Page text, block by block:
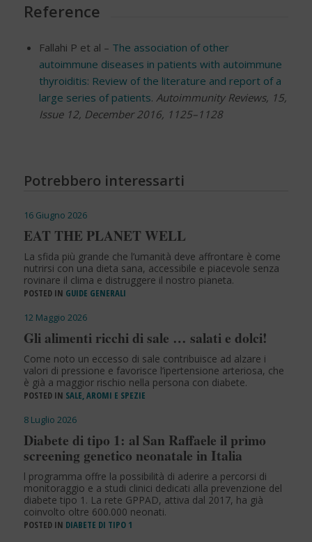
Reference
Fallahi P et al – The association of other
autoimmune diseases in patients with autoimmune
thyroiditis: Review of the literature and report of a
large series of patients. Autoimmunity Reviews, 15,
Issue 12, December 2016, 1125–1128
Potrebbero interessarti
16 Giugno 2026
EAT THE PLANET WELL
La sfida più grande che l’umanità deve affrontare è come
nutrirsi con una dieta sana, accessibile e piacevole senza
rovinare il clima e distruggere il nostro pianeta.
POSTED IN GUIDE GENERALI
12 Maggio 2026
Gli alimenti ricchi di sale … salati e dolci!
Come noto un eccesso di sale contribuisce ad alzare i
valori di pressione e favorisce l’ipertensione arteriosa, che
è già a maggior rischio nella persona con diabete.
POSTED IN SALE, AROMI E SPEZIE
8 Luglio 2026
Diabete di tipo 1: al San Raffaele il primo
screening genetico neonatale in Italia
l programma offre la possibilità di aderire a percorsi di
monitoraggio e a studi clinici dedicati alla prevenzione del
diabete tipo 1. La rete GPPAD, attiva dal 2017, ha già
coinvolto oltre 600.000 neonati.
POSTED IN DIABETE DI TIPO 1